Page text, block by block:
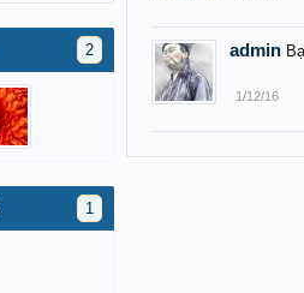
2
1
admin
1/12/16